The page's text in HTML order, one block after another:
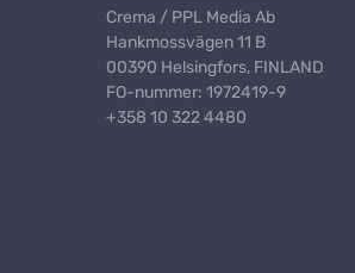
Crema / PPL Media Ab
Hankmossvägen 11 B
00390 Helsingfors, FINLAND
FO-nummer: 1972419-9
+358 10 322 4480